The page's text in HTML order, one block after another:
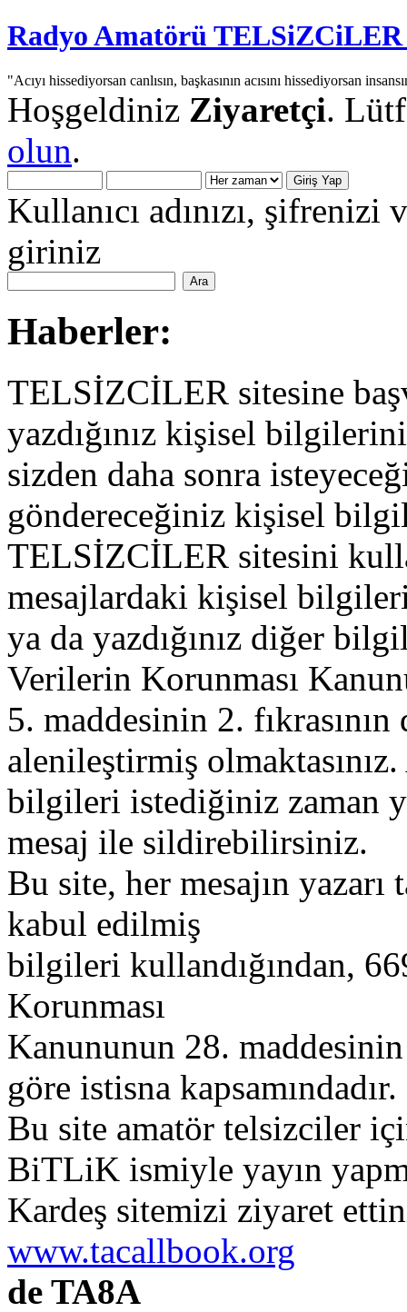
Radyo Amatörü
"Acıyı hissediyorsan canlısın, başkasının acısını hissediyorsan
Hoşgeldiniz Ziyaretçi.
olun.
Kullanıcı adınızı,
giriniz
Haberler:
TELSİZCİLER sitesine
yazdığınız kişisel
sizden daha sonra
göndereceğiniz kişisel
TELSİZCİLER sitesini
mesajlardaki kişisel
ya da yazdığınız diğer
Verilerin Korunması
5. maddesinin 2.
alenileştirmiş
bilgileri istediğiniz zaman
mesaj ile sildirebilirsiniz.
Bu site, her mesajın
kabul edilmiş
bilgileri kullandığından,
Korunması
Kanununun 28. maddesinin
göre istisna kapsamındadır.
Bu site amatör telsizciler
BiTLiK ismiyle yayın
Kardeş sitemizi ziyaret
www.tacallbook.org
de TA8A